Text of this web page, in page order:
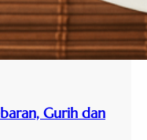
Gurih dan